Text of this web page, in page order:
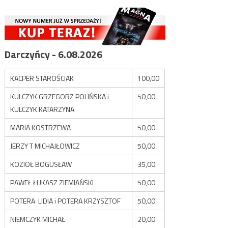
Darczyńcy - 6.08.2026
KACPER STAROŚCIAK
100,00
KULCZYK GRZEGORZ POLIŃSKA i
KULCZYK KATARZYNA
50,00
MARIA KOSTRZEWA
50,00
JERZY T MICHAJŁOWICZ
50,00
KOZIOŁ BOGUSŁAW
35,00
PAWEŁ ŁUKASZ ZIEMIAŃSKI
50,00
POTERA LIDIA i POTERA KRZYSZTOF
50,00
NIEMCZYK MICHAŁ
20,00